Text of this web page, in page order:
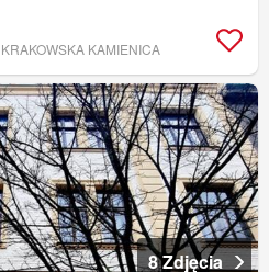
KAMIENICA
8 Zdjęcia